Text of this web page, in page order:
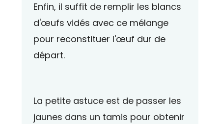
Enfin, il suffit de remplir les blancs
d'œufs vidés avec ce mélange
pour reconstituer l'œuf dur de
départ.
La petite astuce est de passer les
jaunes dans un tamis pour obtenir